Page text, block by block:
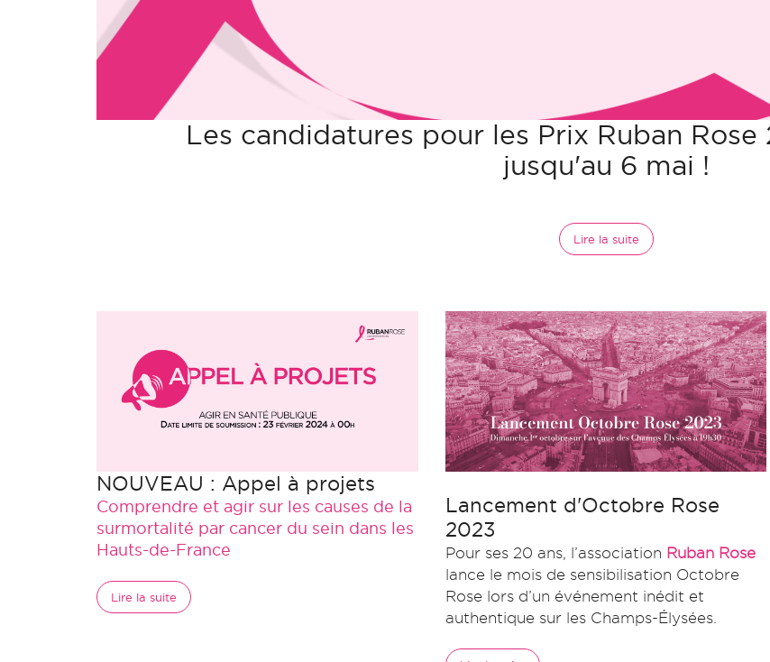
Les candidatures pour les Prix Ruban
jusqu'au 6 mai !
Lire la suite
NOUVEAU : Appel à projets
Comprendre et agir sur les causes de la
surmortalité par cancer du sein dans les
Hauts-de-France
Lire la suite
Lancement d'Octobre Rose
2023
Pour ses 20 ans, l’association Ruban Rose
lance le mois de sensibilisation Octobre
Rose lors d’un événement inédit et
authentique sur les Champs-Élysées.